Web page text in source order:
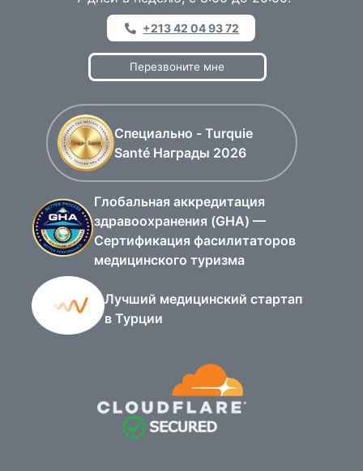
+213 42 04 93 72
Перезвоните мне
Специально - Turquie
Santé Награды 2026
Глобальная аккредитация
здравоохранения (GHA) —
Сертификация фасилитаторов
медицинского туризма
Лучший медицинский стартап
в Турции